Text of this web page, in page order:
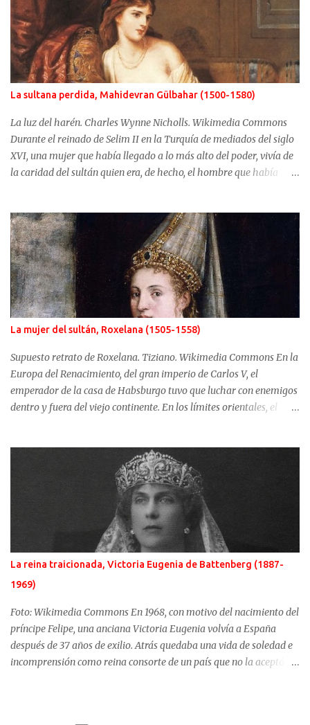
La sultana perdida, Mahidevran Gülbahar (1500-1580)
La luz del harén. Charles Wynne Nicholls. Wikimedia Commons
Durante el reinado de Selim II en la Turquía de mediados del siglo
XVI, una mujer que había llegado a lo más alto del poder, vivía de
la caridad del sultán quien era, de hecho, el hombre que había
fue su madre, la sultana Roxelana, quien después de ganarse el
favor del poderoso Solimán, consiguió que su primera esposa y su
hijo fueran alejados del poder. Mahidevran fue una mujer con
orígenes desconocidos que consiguió ser la reina del harén de una
Turquía que puso en jaque a Europa y terminó sus días desterrada
y olvidada. Mahidevran Sultan nació alrededor del año 1500 pero
sus primeros años de vida son desconocidos. Algunas fuentes
afirman que sus orígenes se sitúan en Albania mientras que otras,
las más difundidas, sitúan su nacimiento en el Cáucaso. El primer
dato conocido con seguridad de Ma...
La mujer del sultán, Roxelana (1505-1558)
Supuesto retrato de Roxelana. Tiziano. Wikimedia Commons En la
Europa del Renacimiento, del gran imperio de Carlos V, el
emperador de la casa de Habsburgo tuvo que luchar con enemigos
dentro y fuera del viejo continente. En los límites orientales, el
cristiano hubo una gran mujer, Isabel de Portugal, junto a Solimán,
una esclava, convertida en concubina, consiguió casarse con el
sultán y dirigir en la sombra, y de manera excepcional, los destinos
del turco. Ambas mujeres serían retratadas por el gran artista del
momento, Tiziano. Difusos orígenes de la sultana Roxelana es
conocida con muchos y distintos nombres. Hürrem para los
otomanos, podría tener como nombre de nacimiento, Anastazja
Lisowska. Karima o Ruziak son otros de los nombres por los que se
conoce esta mujer de la que se supone que nació alrededor de 1505
en algún lugar de Ucrania. Hacia 1520, Roxelana fu...
La reina traicionada, Victoria Eugenia de Battenberg (1887-
1969)
Foto: Wikimedia Commons En 1968, con motivo del nacimiento del
príncipe Felipe, una anciana Victoria Eugenia volvía a España
después de 37 años de exilio. Atrás quedaba una vida de soledad e
incomprensión como reina consorte de un país que no la aceptó y